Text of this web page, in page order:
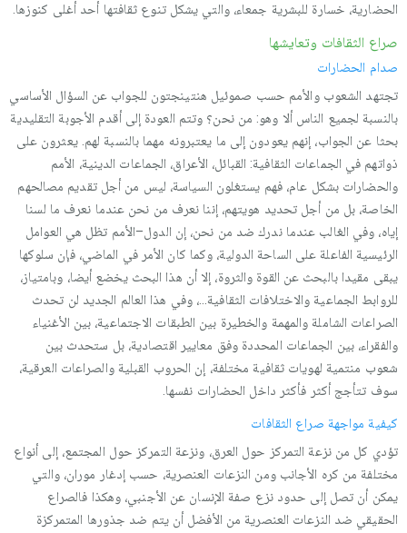
الحضارية، خسارة للبشرية جمعاء، والتي يشكل تنوع ثقافتها أحد أغلى كنوزها.
صراع الثقافات وتعايشها
صدام الحضارات
تجتهد الشعوب والأمم حسب صموئيل هنتينجتون للجواب عن السؤال الأساسي
بالنسبة لجميع الناس ألا وهو: من نحن؟ وتتم العودة إلى أقدم الأجوبة التقليدية
بحثا عن الجواب، إنهم يعودون إلى ما يعتبرونه مهما بالنسبة لهم. يعثرون على
ذواتهم في الجماعات الثقافية: القبائل، الأعراق، الجماعات الدينية، الأمم
والحضارات بشكل عام، فهم يستغلون السياسة، ليس من أجل تقديم مصالحهم
الخاصة، بل من أجل تحديد هويتهم، إننا نعرف من نحن عندما نعرف ما لسنا
إياه، وفي الغالب عندما ندرك ضد من نحن، إن الدول–الأمم تظل هي العوامل
الرئيسية الفاعلة على الساحة الدولية، وكما كان الأمر في الماضي، فإن سلوكها
يبقى مقيدا بالبحث عن القوة والثروة، إلا أن هذا البحث يخضع أيضا، وبامتياز،
للروابط الجماعية والاختلافات الثقافية…، وفي هذا العالم الجديد لن تحدث
الصراعات الشاملة والمهمة والخطيرة بين الطبقات الاجتماعية، بين الأغنياء
والفقراء، بين الجماعات المحددة وفق معايير اقتصادية، بل ستحدث بين
شعوب منتمية لهويات ثقافية مختلفة، إن الحروب القبلية والصراعات العرقية،
سوف تتأجج أكثر فأكثر داخل الحضارات نفسها.
كيفية مواجهة صراع الثقافات
تؤدي كل من نزعة التمركز حول العرق، ونزعة التمركز حول المجتمع، إلى أنواع
مختلفة من كره الأجانب ومن النزعات العنصرية، حسب إدغار موران، والتي
يمكن أن تصل إلى حدود نزع صفة الإنسان عن الأجنبي، وهكذا فالصراع
الحقيقي ضد النزعات العنصرية من الأفضل أن يتم ضد جذورها المتمركزة